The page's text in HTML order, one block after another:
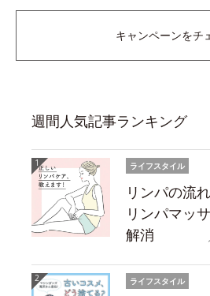
キャンペーンをチ
週間人気記事ランキング
ライフスタイル
リンパの流
リンパマッ
解消
ライフスタイル